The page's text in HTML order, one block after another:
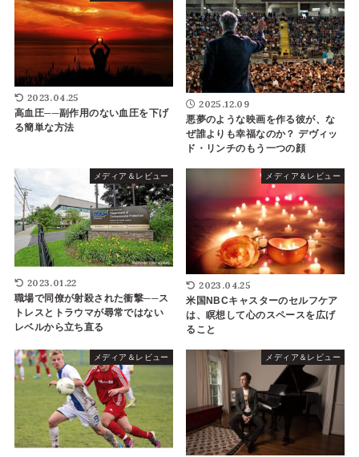
2023.04.25
高血圧──副作用のない血圧を下げ
る簡単な方法
2025.12.09
悪夢のような映画を作る彼が、な
ぜ誰よりも幸福なのか？ デヴィッ
ド・リンチのもう一つの顔
メディア＆レビュー
2023.01.22
職場で同僚が射殺された衝撃──ス
トレスとトラウマが尋常ではない
レベルから立ち直る
メディア＆レビュー
2023.04.25
米国NBCキャスターのセルフケア
は、瞑想して心のスペースを広げ
ること
メディア＆レビュー メディア＆レビュー